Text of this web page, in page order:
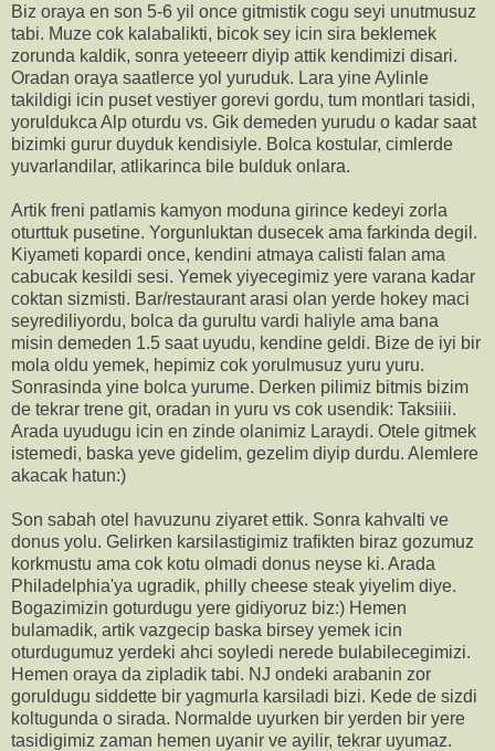
Biz oraya en son 5-6 yil once gitmistik cogu seyi unutmusuz
tabi. Muze cok kalabalikti, bicok sey icin sira beklemek
zorunda kaldik, sonra yeteeerr diyip attik kendimizi disari.
Oradan oraya saatlerce yol yuruduk. Lara yine Aylinle
takildigi icin puset vestiyer gorevi gordu, tum montlari tasidi,
yoruldukca Alp oturdu vs. Gik demeden yurudu o kadar saat
bizimki gurur duyduk kendisiyle. Bolca kostular, cimlerde
yuvarlandilar, atlikarinca bile bulduk onlara.
Artik freni patlamis kamyon moduna girince kedeyi zorla
oturttuk pusetine. Yorgunluktan dusecek ama farkinda degil.
Kiyameti kopardi once, kendini atmaya calisti falan ama
cabucak kesildi sesi. Yemek yiyecegimiz yere varana kadar
coktan sizmisti. Bar/restaurant arasi olan yerde hokey maci
seyrediliyordu, bolca da gurultu vardi haliyle ama bana
misin demeden 1.5 saat uyudu, kendine geldi. Bize de iyi bir
mola oldu yemek, hepimiz cok yorulmusuz yuru yuru.
Sonrasinda yine bolca yurume. Derken pilimiz bitmis bizim
de tekrar trene git, oradan in yuru vs cok usendik: Taksiiii.
Arada uyudugu icin en zinde olanimiz Laraydi. Otele gitmek
istemedi, baska yeve gidelim, gezelim diyip durdu. Alemlere
akacak hatun:)
Son sabah otel havuzunu ziyaret ettik. Sonra kahvalti ve
donus yolu. Gelirken karsilastigimiz trafikten biraz gozumuz
korkmustu ama cok kotu olmadi donus neyse ki. Arada
Philadelphia'ya ugradik, philly cheese steak yiyelim diye.
Bogazimizin goturdugu yere gidiyoruz biz:) Hemen
bulamadik, artik vazgecip baska birsey yemek icin
oturdugumuz yerdeki ahci soyledi nerede bulabilecegimizi.
Hemen oraya da zipladik tabi. NJ ondeki arabanin zor
goruldugu siddette bir yagmurla karsiladi bizi. Kede de sizdi
koltugunda o sirada. Normalde uyurken bir yerden bir yere
tasidigimiz zaman hemen uyanir ve ayilir, tekrar uyumaz.